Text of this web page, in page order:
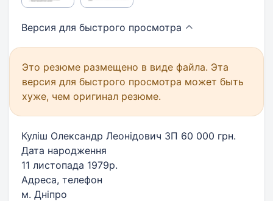
Версия для быстрого просмотра
Это резюме размещено в виде файла. Эта
версия для быстрого просмотра может быть
хуже, чем оригинал резюме.
Куліш Олександр Леонідович ЗП 60 000 грн.
Дата народження
11 листопада 1979р.
Адреса, телефон
м. Дніпро